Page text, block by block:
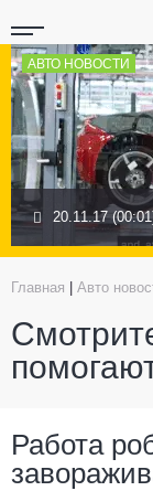
АВТО НОВОСТИ
20.11.17
Главная Авто
Работа